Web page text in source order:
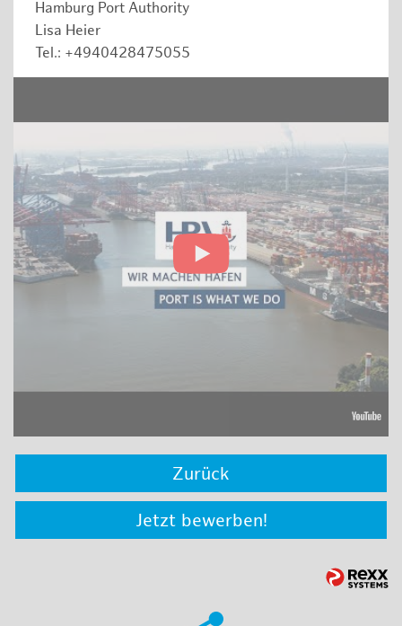
Hamburg Port Authority
Lisa Heier
Tel.: +4940428475055
Zurück
Jetzt bewerben!